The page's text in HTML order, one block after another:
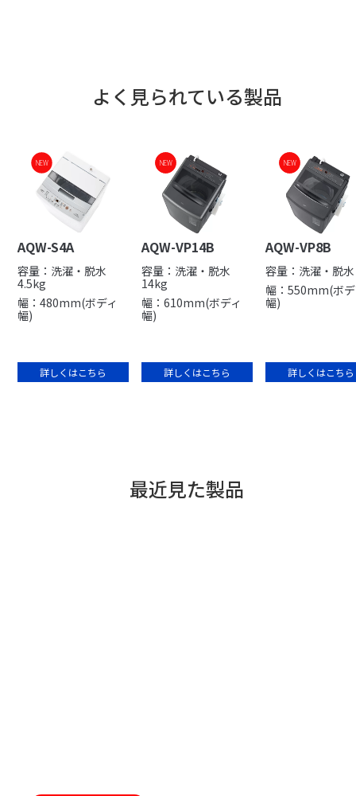
よく見られている製品
NEW
AQW-S4A
容量：洗濯・脱水
4.5kg
幅：480mm(ボディ
幅)
詳しくはこちら
NEW
NEW
AQW-VP14B
容量：洗濯・脱水
14kg
幅：610mm(ボディ
幅)
詳しくはこちら
NEW
NEW
AQW-VP8B
容量：洗濯・脱
幅：550mm(ボ
幅)
詳しくはこちら
最近見た製品